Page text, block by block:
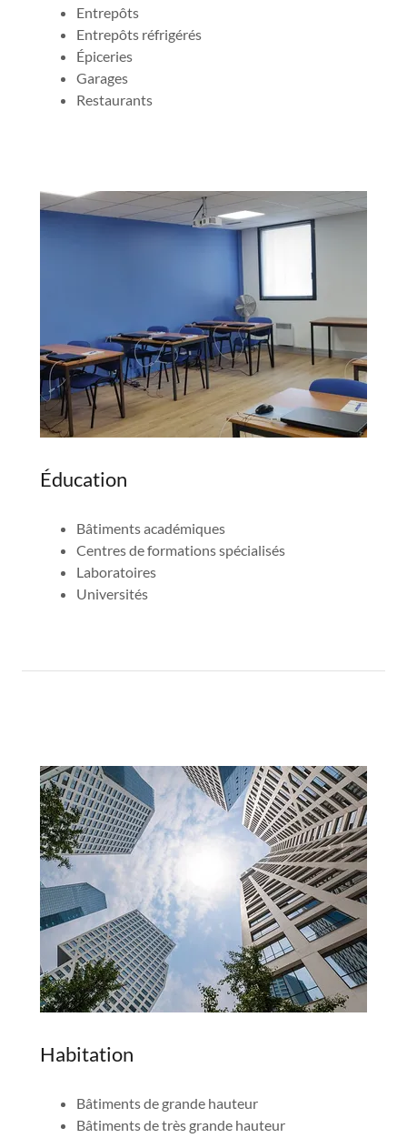
Entrepôts
Entrepôts réfrigérés
Épiceries
Garages
Restaurants
Éducation
Bâtiments académiques
Centres de formations spécialisés
Laboratoires
Universités
Habitation
Bâtiments de grande hauteur
Bâtiments de très grande hauteur